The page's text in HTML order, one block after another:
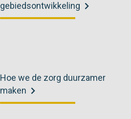
gebiedsontwikkeling
Hoe we de zorg duurzamer
maken